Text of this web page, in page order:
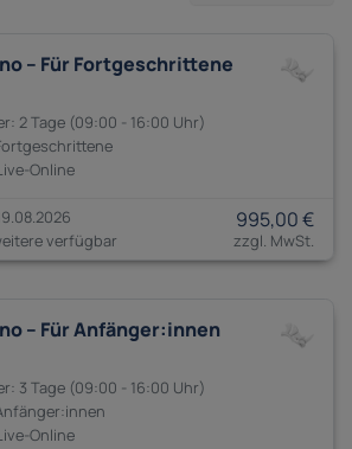
– Für Fortgeschrittene
2 Tage 09:00 - 16:00
verfügbar
995,00 €
– Für Anfänger:innen
3 Tage 09:00 - 16:00